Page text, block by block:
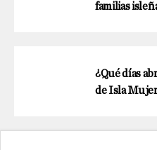
familias
¿Qué días
de Isla